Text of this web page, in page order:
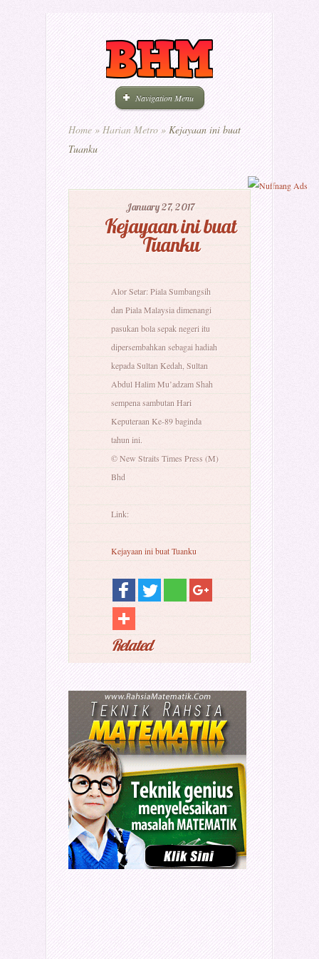
Navigation Menu
Home » Harian Metro » Kejayaan ini buat
Tuanku
January 27, 2017
Kejayaan ini buat
Tuanku
Alor Setar: Piala Sumbangsih
dan Piala Malaysia dimenangi
pasukan bola sepak negeri itu
dipersembahkan sebagai hadiah
kepada Sultan Kedah, Sultan
Abdul Halim Mu’adzam Shah
sempena sambutan Hari
Keputeraan Ke-89 baginda
tahun ini.
© New Straits Times Press (M)
Bhd
Link:
Kejayaan ini buat Tuanku
Related